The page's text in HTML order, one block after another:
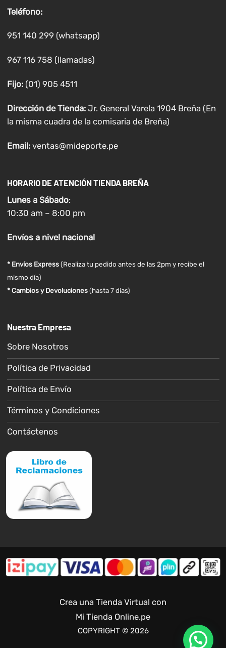
Teléfono:
951 140 299 (whatsapp)
967 116 758 (llamadas)
Fijo:(01) 905 4511
Dirección de Tienda: Jr. General Varela 1904 Breña (En
la misma cuadra de la comisaria de Breña)
Email: ventas@mideporte.pe
HORARIO DE ATENCIÓN TIENDA BREÑA
Lunes a Sábado:
10:30 am – 8:00 pm
Envíosa nivel nacional
* Envíos Express(Realiza tu pedido antes de las 2pm y recibe el
mismo día)
* Cambios y Devoluciones (hasta 7 días)
Nuestra Empresa
Sobre Nosotros
Política de Privacidad
Política de Envío
Términos y Condiciones
Contáctenos
Crea una Tienda Virtual con
Mi Tienda Online.pe
COPYRIGHT © 2026